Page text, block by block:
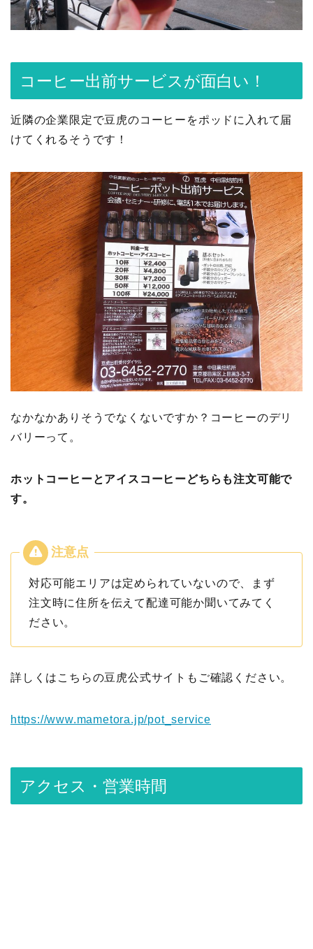
コーヒー出前サービスが面白い！
近隣の企業限定で豆虎のコーヒーをポッドに入れて届
けてくれるそうです！
なかなかありそうでなくないですか？コーヒーのデリ
バリーって。
ホットコーヒーとアイスコーヒーどちらも注文可能で
す。
対応可能エリアは定められていないので、まず
注文時に住所を伝えて配達可能か聞いてみてく
ださい。
詳しくはこちらの豆虎公式サイトもご確認ください。
https://www.mametora.jp/pot_service
アクセス・営業時間